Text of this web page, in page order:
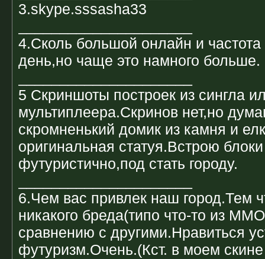
3.skype.sssasha33
4.Сколь большой онлайн и
день,но чаще это намного больше.
5 Скриншоты построек из сингла
мультиплеера.Скринов нет,но
скромненький домик из камня и
оригинальная статуя.Встрою
футуристично,под стать городу.
6.Чем вас привлек наш город.Тем
никакого бреда(типо что-то из
сравнению с другими.Нравиться
футуризм.Очень.(Кст. в моем